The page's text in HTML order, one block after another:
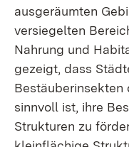
ausgeräumten
versiegelten
Nahrung und
gezeigt, dass
Bestäuberinsekten
sinnvoll ist, ihre
Strukturen zu